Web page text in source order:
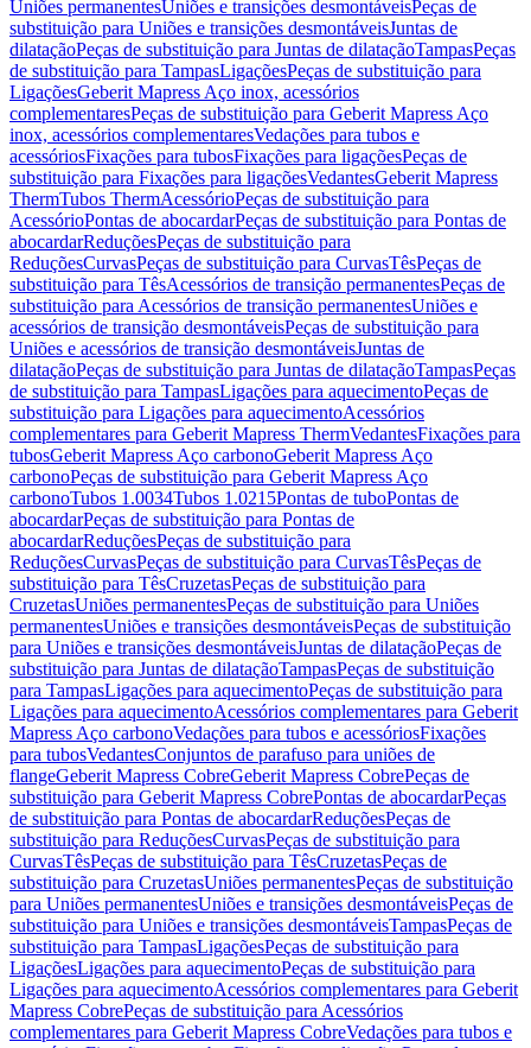
Uniões permanentesUniões e transições desmontáveisPeças de
substituição para Uniões e transições desmontáveisJuntas de
dilataçãoPeças de substituição para Juntas de dilataçãoTampasPeças
de substituição para TampasLigaçõesPeças de substituição para
LigaçõesGeberit Mapress Aço inox, acessórios
complementaresPeças de substituição para Geberit Mapress Aço
inox, acessórios complementaresVedações para tubos e
acessóriosFixações para tubosFixações para ligaçõesPeças de
substituição para Fixações para ligaçõesVedantesGeberit Mapress
ThermTubos ThermAcessórioPeças de substituição para
AcessórioPontas de abocardarPeças de substituição para Pontas de
abocardarReduçõesPeças de substituição para
ReduçõesCurvasPeças de substituição para CurvasTêsPeças de
substituição para TêsAcessórios de transição permanentesPeças de
substituição para Acessórios de transição permanentesUniões e
acessórios de transição desmontáveisPeças de substituição para
Uniões e acessórios de transição desmontáveisJuntas de
dilataçãoPeças de substituição para Juntas de dilataçãoTampasPeças
de substituição para TampasLigações para aquecimentoPeças de
substituição para Ligações para aquecimentoAcessórios
complementares para Geberit Mapress ThermVedantesFixações para
tubosGeberit Mapress Aço carbonoGeberit Mapress Aço
carbonoPeças de substituição para Geberit Mapress Aço
carbonoTubos 1.0034Tubos 1.0215Pontas de tuboPontas de
abocardarPeças de substituição para Pontas de
abocardarReduçõesPeças de substituição para
ReduçõesCurvasPeças de substituição para CurvasTêsPeças de
substituição para TêsCruzetasPeças de substituição para
CruzetasUniões permanentesPeças de substituição para Uniões
permanentesUniões e transições desmontáveisPeças de substituição
para Uniões e transições desmontáveisJuntas de dilataçãoPeças de
substituição para Juntas de dilataçãoTampasPeças de substituição
para TampasLigações para aquecimentoPeças de substituição para
Ligações para aquecimentoAcessórios complementares para Geberit
Mapress Aço carbonoVedações para tubos e acessóriosFixações
para tubosVedantesConjuntos de parafuso para uniões de
flangeGeberit Mapress CobreGeberit Mapress CobrePeças de
substituição para Geberit Mapress CobrePontas de abocardarPeças
de substituição para Pontas de abocardarReduçõesPeças de
substituição para ReduçõesCurvasPeças de substituição para
CurvasTêsPeças de substituição para TêsCruzetasPeças de
substituição para CruzetasUniões permanentesPeças de substituição
para Uniões permanentesUniões e transições desmontáveisPeças de
substituição para Uniões e transições desmontáveisTampasPeças de
substituição para TampasLigaçõesPeças de substituição para
LigaçõesLigações para aquecimentoPeças de substituição para
Ligações para aquecimentoAcessórios complementares para Geberit
Mapress CobrePeças de substituição para Acessórios
complementares para Geberit Mapress CobreVedações para tubos e